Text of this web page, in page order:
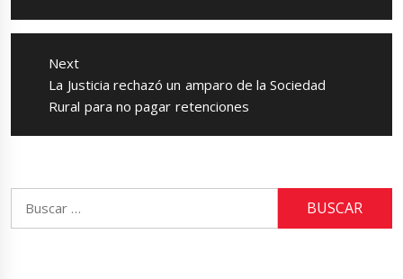
Next
Next
post:
La Justicia rechazó un amparo de la Sociedad
Rural para no pagar retenciones